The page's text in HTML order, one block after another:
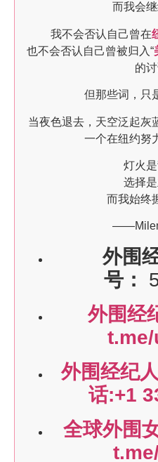
而我会继
我不会否认自己曾在
也不会否认自己曾被归入“
的讨
但那些词，只
当夜色退去，天空泛起
一个在纽约努
灯火是
选择是
而我始终
外围
号：
外围经
外围经纪
话:+1
全球外围